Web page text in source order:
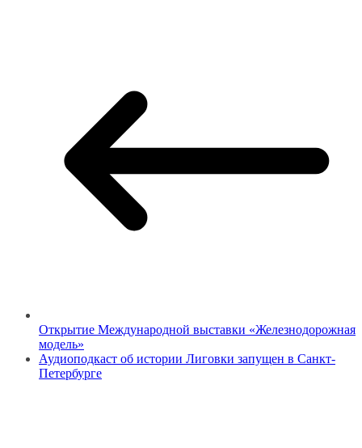
Открытие Международной выставки «Железнодорожная
модель»
Аудиоподкаст об истории Лиговки запущен в Санкт-
Петербурге